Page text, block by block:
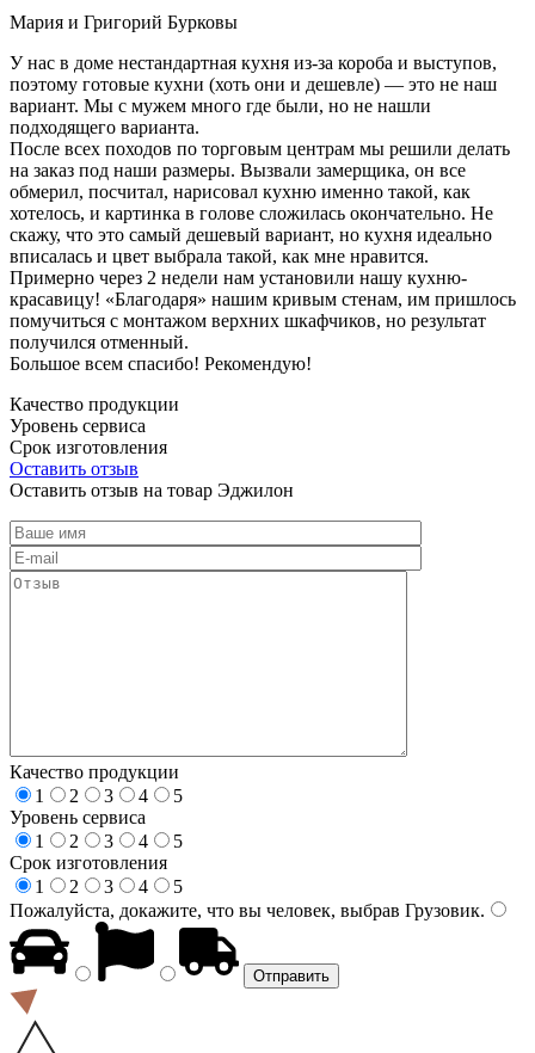
Мария и Григорий Бурковы
У нас в доме нестандартная кухня из-за короба и выступов,
поэтому готовые кухни (хоть они и дешевле) — это не наш
вариант. Мы с мужем много где были, но не нашли
подходящего варианта.
После всех походов по торговым центрам мы решили делать
на заказ под наши размеры. Вызвали замерщика, он все
обмерил, посчитал, нарисовал кухню именно такой, как
хотелось, и картинка в голове сложилась окончательно. Не
скажу, что это самый дешевый вариант, но кухня идеально
вписалась и цвет выбрала такой, как мне нравится.
Примерно через 2 недели нам установили нашу кухню-
красавицу! «Благодаря» нашим кривым стенам, им пришлось
помучиться с монтажом верхних шкафчиков, но результат
получился отменный.
Большое всем спасибо! Рекомендую!
Качество продукции
Уровень сервиса
Срок изготовления
Оставить отзыв
Оставить отзыв на товар Эджилон
Качество продукции
1
2 3 4
5
Уровень сервиса
1
2 3 4
5
Срок изготовления
1
2 3 4
5
Пожалуйста, докажите, что вы человек, выбрав Грузовик.